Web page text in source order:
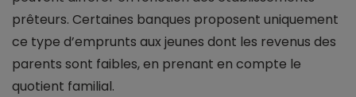
prêteurs. Certaines banques proposent uniquement
ce type d’emprunts aux jeunes dont les revenus des
parents sont faibles, en prenant en compte le
quotient familial.